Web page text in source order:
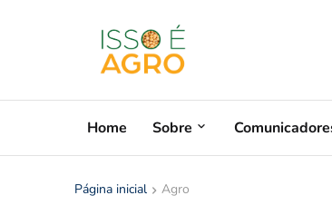
Home Sobre
Página inicial Agro